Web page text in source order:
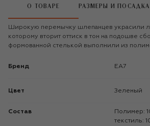
О ТОВАРЕ РАЗМЕРЫ И ПОСАДКА
Широкую перемычку шлепанцев украсили
которому вторит оттиск в тон на подошве
формованной стелькой выполнили из
Бренд EA7
Цвет Зеленый
Состав
Полимер: 100%; Подкладка-
текстиль: